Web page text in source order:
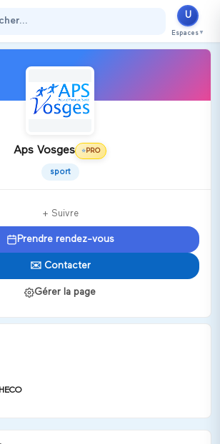
U
Espaces ▼
Aps Vosges ⭐PRO
sport
+ Suivre
Prendre rendez-vous
✉️ Contacter
Gérer la page